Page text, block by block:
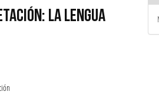
LA LENGUA